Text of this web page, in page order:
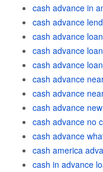
cash advance in
cash advance
cash advance
cash advance
cash advance
cash advance
cash advance
cash advance new
cash advance no
cash advance
cash america
cash in advance